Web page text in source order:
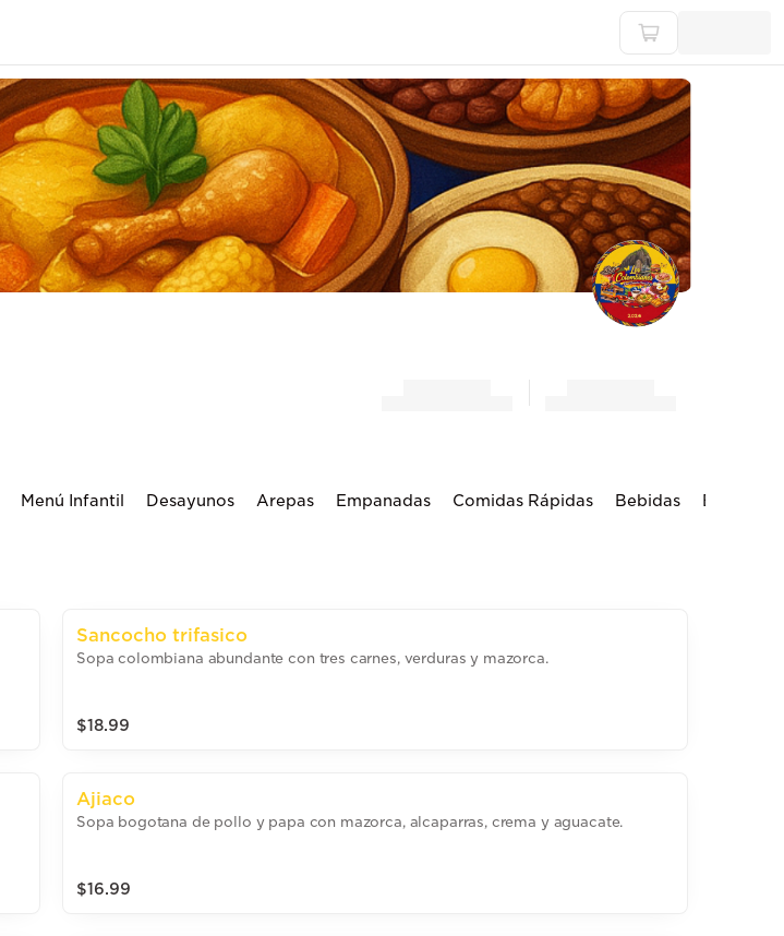
Menú Infantil Desayunos Arepas Empanadas Comidas Rápidas Bebidas Bebidas
Sancocho trifasico
Sopa colombiana abundante con tres carnes, verduras y mazorca.
$18.99
Ajiaco
Sopa bogotana de pollo y papa con mazorca, alcaparras, crema y aguacate.
$16.99